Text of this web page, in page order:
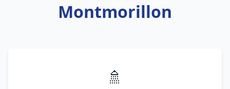
Montmorillon
🚿